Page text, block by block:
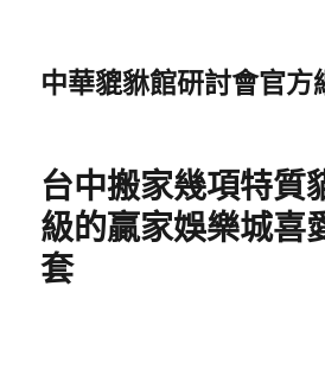
中華貔貅館研討會官方
台中搬家幾項特質
級的贏家娛樂城喜
套